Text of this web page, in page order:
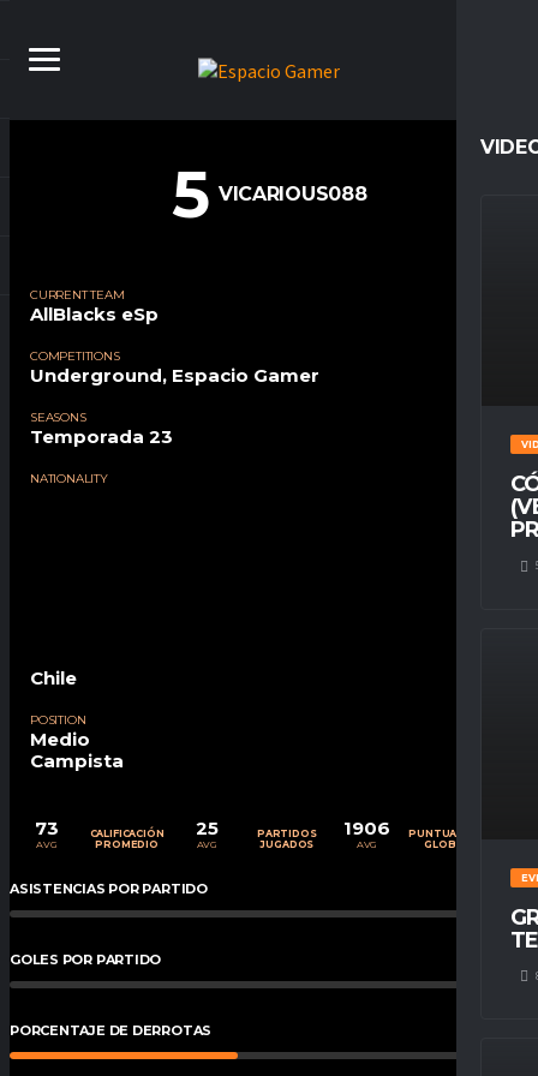
5 VICARIOUS088
CURRENT TEAM
AllBlacks eSp
COMPETITIONS
Underground, Espacio Gamer
SEASONS
Temporada 23
NATIONALITY
Chile
POSITION
Medio
Campista
73
AVG
CALIFICACIÓN
PROMEDIO
25
AVG
PARTIDOS
JUGADOS
1906
AVG
PUNTUACIÓN
GLOBAL
ASISTENCIAS POR PARTIDO 0%
GOLES POR PARTIDO
PORCENTAJE DE DERROTAS